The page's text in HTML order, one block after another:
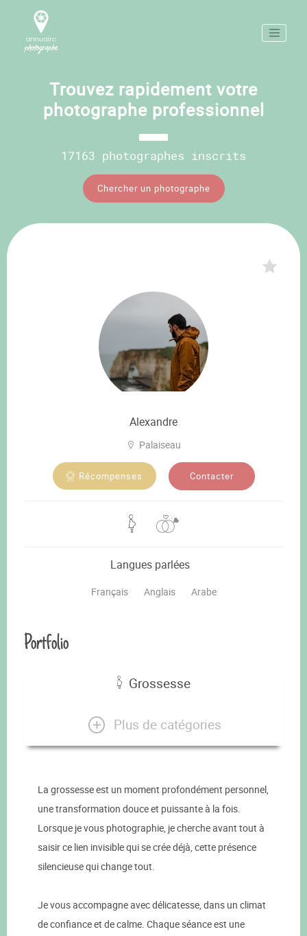
Trouvez rapidement votre
photographe professionnel
17163 photographes inscrits
Chercher un photographe
Alexandre
Palaiseau
Récompenses Contacter
Langues parlées
Français Anglais Arabe
Portfolio
Grossesse
Plus de catégories
La grossesse est un moment profondément personnel,
une transformation douce et puissante à la fois.
Lorsque je vous photographie, je cherche avant tout à
saisir ce lien invisible qui se crée déjà, cette présence
silencieuse qui change tout.
Je vous accompagne avec délicatesse, dans un climat
de confiance et de calme. Chaque séance est une